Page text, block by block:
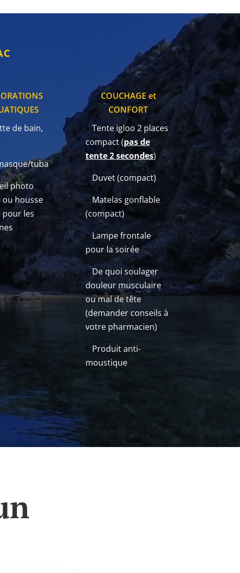
de bain,
tuba
photo
ou housse
pour les
COUCHAGE et
CONFORT
>Tente igloo 2 places
compact (pas de
tente 2 secondes)
> Duvet (compact)
>Matelas gonflable
(compact)
> Lampe frontale
pour la soirée
>De quoi soulager
douleur musculaire
ou mal de tête
(demander conseils à
votre pharmacien)
> Produit anti-
moustique